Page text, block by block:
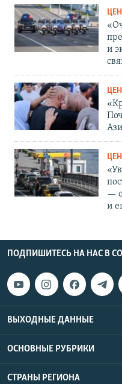
и
—
и
ПОДПИШИТЕСЬ НА НАС В
ВЫХОДНЫЕ ДАННЫЕ
ОСНОВНЫЕ РУБРИКИ
СТРАНЫ РЕГИОНА